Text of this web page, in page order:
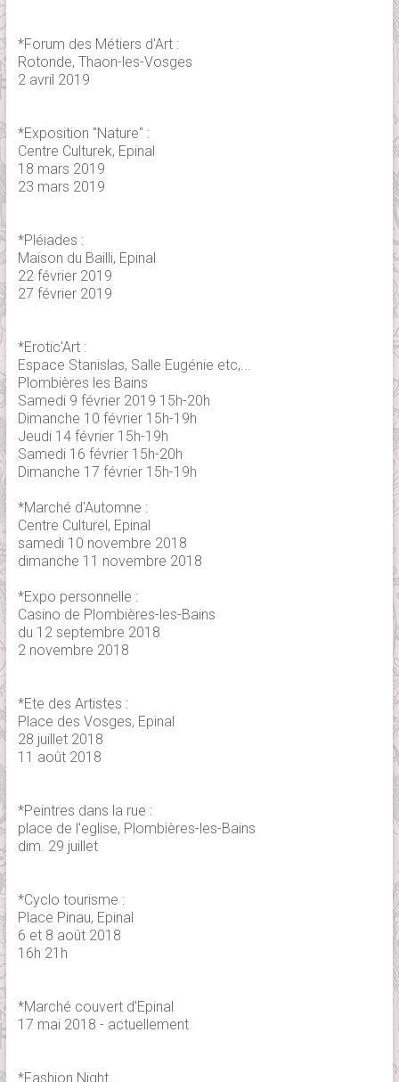
*Forum des Métiers d'Art :
Rotonde, Thaon-les-Vosges
2 avril 2019
*Exposition "Nature" :
Centre Culturek, Epinal
18 mars 2019
23 mars 2019
*Pléiades :
Maison du Bailli, Epinal
22 février 2019
27 février 2019
*Erotic'Art :
Espace Stanislas, Salle Eugénie etc,...
Plombières les Bains
Samedi 9 février 2019 15h-20h
Dimanche 10 février 15h-19h
Jeudi 14 février 15h-19h
Samedi 16 février 15h-20h
Dimanche 17 février 15h-19h
*Marché d'Automne :
Centre Culturel, Epinal
samedi 10 novembre 2018
dimanche 11 novembre 2018
*Expo personnelle :
Casino de Plombières-les-Bains
du 12 septembre 2018
2 novembre 2018
*Ete des Artistes :
Place des Vosges, Epinal
28 juillet 2018
11 août 2018
*Peintres dans la rue :
place de l'eglise, Plombières-les-Bains
dim. 29 juillet
*Cyclo tourisme :
Place Pinau, Epinal
6 et 8 août 2018
16h 21h
*Marché couvert d'Epinal
17 mai 2018 - actuellement
*Fashion Night